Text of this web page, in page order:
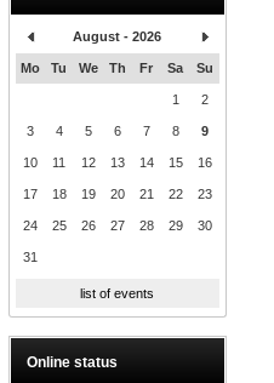
August - 2026
Mo Tu We Th Fr Sa Su
1 2
3 4 5 6 7 8 9
10 11 12 13 14 15 16
17 18 19 20 21 22 23
24 25 26 27 28 29 30
31
list of events
Online status